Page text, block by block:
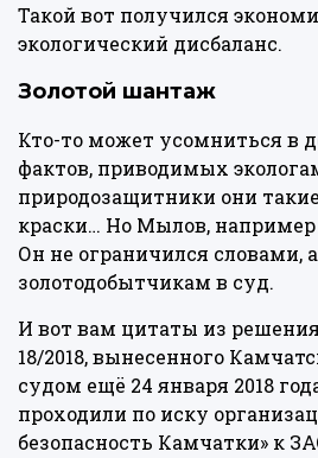
Такой вот получился
экологический дисбаланс.
Золотой шантаж
Кто-то может усомниться в
фактов, приводимых
природозащитники они
краски… Но Мылов, например
Он не ограничился словами,
золотодобытчикам в суд.
И вот вам цитаты из
18/2018, вынесенного
судом ещё 24 января 2018
проходили по иску
безопасность Камчатки» к